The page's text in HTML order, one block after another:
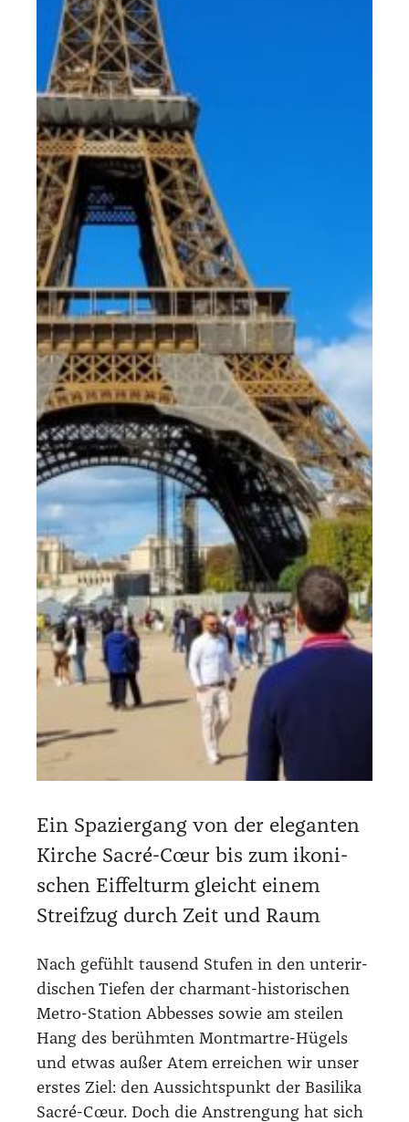
Ein Spa­zier­gang von der ele­gan­ten
Kir­che Sacré-Cœur bis zum iko­ni­
schen Eif­fel­turm gleicht einem
Streif­zug durch Zeit und Raum
Nach gefühlt tau­send Stu­fen in den unter­ir­
di­schen Tie­fen der char­mant-his­to­ri­schen
Metro-Sta­ti­on Abbes­ses sowie am stei­len
Hang des berühm­ten Mont­mart­re-Hügels
und etwas außer Atem errei­chen wir unser
ers­tes Ziel: den Aus­sichts­punkt der Basi­li­ka
Sacré-Cœur. Doch die Anstren­gung hat sich